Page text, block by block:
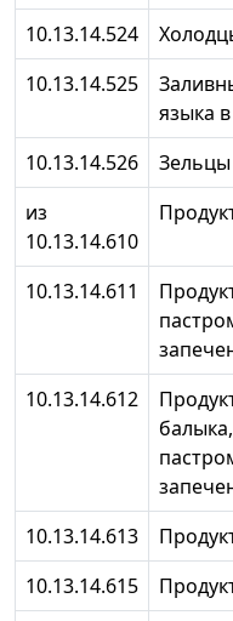
10.13.14.524
10.13.14.525
языка
10.13.14.526
из
10.13.14.610
10.13.14.611
10.13.14.612
10.13.14.613
10.13.14.615